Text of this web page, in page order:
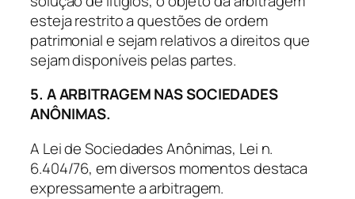
esteja restrito a questões de ordem
patrimonial e sejam relativos a direitos que
sejam disponíveis pelas partes.
5. A ARBITRAGEM NAS SOCIEDADES
ANÔNIMAS.
A Lei de Sociedades Anônimas, Lei n.
6.404/76, em diversos momentos destaca
expressamente a arbitragem.